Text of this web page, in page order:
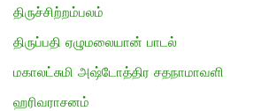
திருச்சிற்றம்பலம்
திருப்பதி ஏழுமலையான் பாடல்
மகாலட்சுமி அஷ்டோத்திர சதநாமாவளி
ஹரிவராசனம்